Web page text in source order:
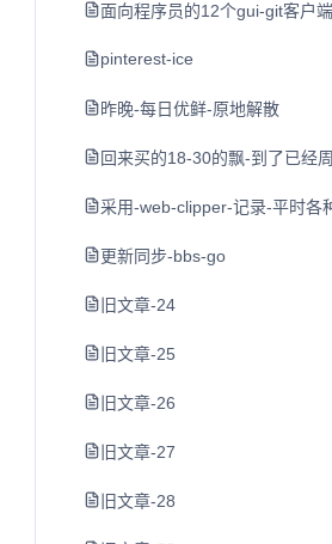
面向程序员的12个gui-git客户端
pinterest-ice
昨晚-每日优鲜-原地解散
回来买的18-30的飘-到了已经
采用-web-clipper-记录-平时各
更新同步-bbs-go
旧文章-24
旧文章-25
旧文章-26
旧文章-27
旧文章-28